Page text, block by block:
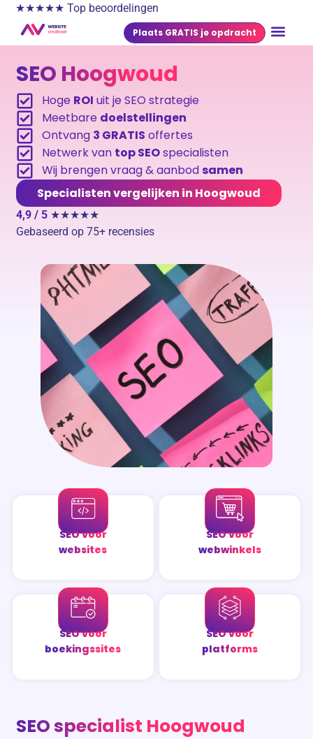
★★★★★ Top beoordelingen
Plaats GRATIS je opdracht
SEO Hoogwoud
Hoge ROI uit je SEO strategie
Meetbare doelstellingen
Ontvang 3 GRATIS offertes
Netwerk van top SEOspecialisten
Wij brengen vraag & aanbod samen
Specialisten vergelijken in Hoogwoud
4,9 / 5 ★★★★★
Gebaseerd op 75+ recensies
SEO voor
websites
SEO voor
webwinkels
SEO voor
boekingssites
SEO voor
platforms
SEO specialist Hoogwoud